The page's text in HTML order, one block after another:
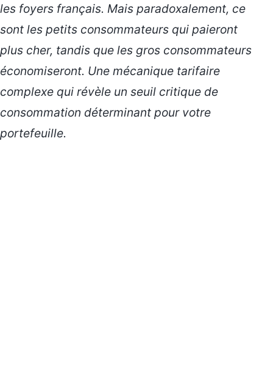
les foyers français. Mais paradoxalement, ce
sont les petits consommateurs qui paieront
plus cher, tandis que les gros consommateurs
économiseront. Une mécanique tarifaire
complexe qui révèle un seuil critique de
consommation déterminant pour votre
portefeuille.